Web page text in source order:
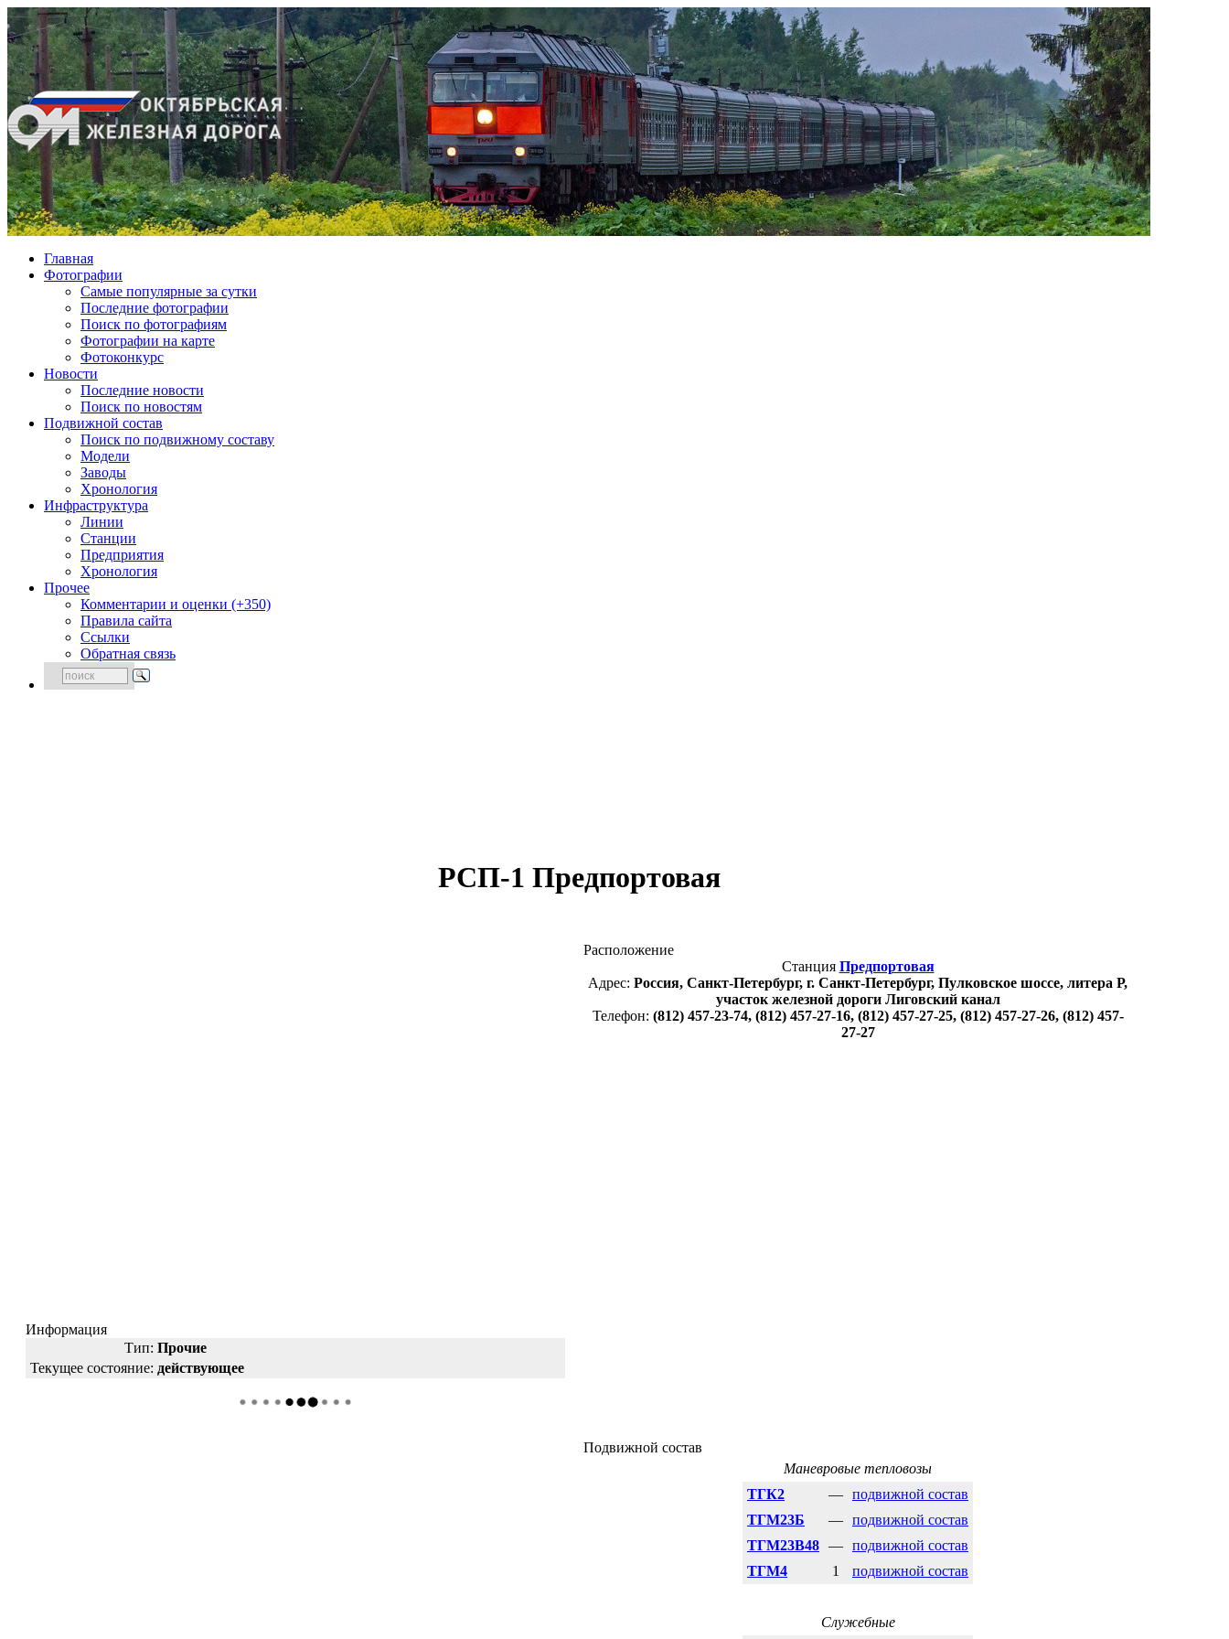
Главная
Фотографии
Cамые популярные за сутки
Последние фотографии
Поиск по фотографиям
Фотографии на карте
Фотоконкурс
Новости
Последние новости
Поиск по новостям
Подвижной состав
Поиск по подвижному составу
Модели
Заводы
Хронология
Инфраструктура
Линии
Станции
Предприятия
Хронология
Прочее
Комментарии и оценки (+350)
Правила сайта
Ссылки
Обратная связь
РСП-1 Предпортовая
Информация
Тип: Прочие
Текущее состояние: действующее
Расположение
Станция Предпортовая
Адрес: Россия, Санкт-Петербург, г. Санкт-Петербург, Пулковское шоссе, литера Р,
участок железной дороги Лиговский канал
Телефон: (812) 457-23-74, (812) 457-27-16, (812) 457-27-25, (812) 457-27-26, (812) 457-
27-27
Подвижной состав
Маневровые тепловозы
ТГК2
— подвижной состав
ТГМ23Б
— подвижной состав
ТГМ23В48 — подвижной состав
ТГМ4
1 подвижной состав
Служебные